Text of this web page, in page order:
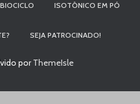
ISOTÔNICO EM PÓ
SEJA PATROCINADO!
porThemeIsle